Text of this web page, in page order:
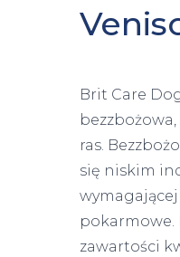
Brit Care
ras.
się niskim
pokarmowe.
zawartości